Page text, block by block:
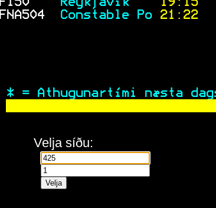
FNA504
Constable Po
* = Athugunartími
Velja síðu: